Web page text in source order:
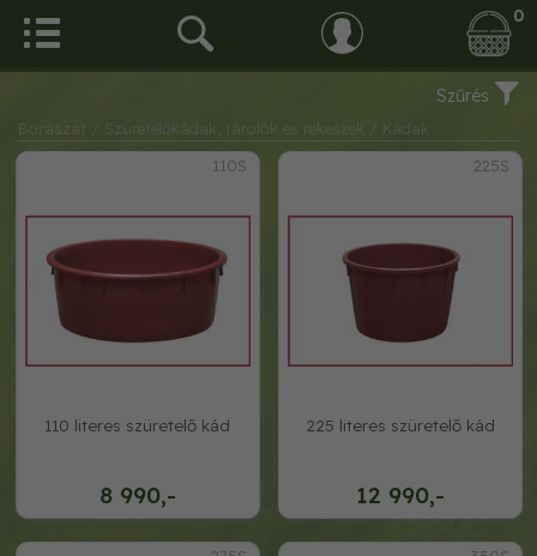
0
Szűrés
Borászat / Szüretelőkádak, tárolók és rekeszek
/ Kádak
110S
8 990,-
110 literes szüretelő kád
225S
12 990,-
225 literes szüretelő kád